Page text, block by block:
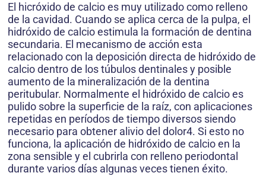
El hicróxido de calcio es muy utilizado como relleno
de la cavidad. Cuando se aplica cerca de la pulpa, el
hidróxido de calcio estimula la formación de dentina
secundaria. El mecanismo de acción esta
relacionado con la deposición directa de hidróxido de
calcio dentro de los túbulos dentinales y posible
aumento de la mineralización de la dentina
peritubular. Normalmente el hidróxido de calcio es
pulido sobre la superficie de la raíz, con aplicaciones
repetidas en períodos de tiempo diversos siendo
necesario para obtener alivio del dolor4. Si esto no
funciona, la aplicación de hidróxido de calcio en la
zona sensible y el cubrirla con relleno periodontal
durante varios días algunas veces tienen éxito.